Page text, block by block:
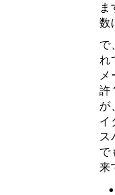
ま
数
で
れ
メ
許
が
イ
ス
で
来